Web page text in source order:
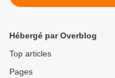
passant.
Hébergé par Overblog
Top articles
Pages